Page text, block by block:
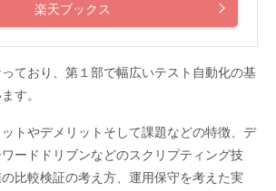
楽天ブックス
ており、第１部で幅広いテスト自動化の基
す。
トやデメリットそして課題などの特徴、デ
ードドリブンなどのスクリプティング技
比較検証の考え方、運用保守を考えた実